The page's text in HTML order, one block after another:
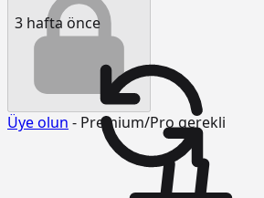
3 hafta önce
Üye olun - Premium/Pro gerekli